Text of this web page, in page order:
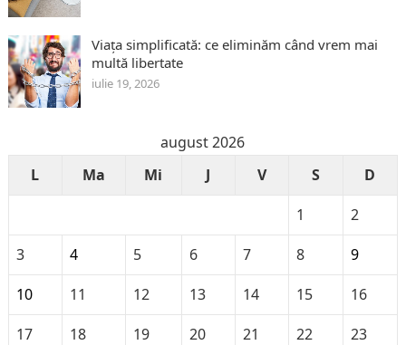
Viața simplificată: ce eliminăm când vrem mai
multă libertate
iulie 19, 2026
august 2026
L
Ma Mi J V S
D
1
2
3
4 5 6 7 8
9
10
11 12 13 14 15
16
17
18 19 20 21 22
23